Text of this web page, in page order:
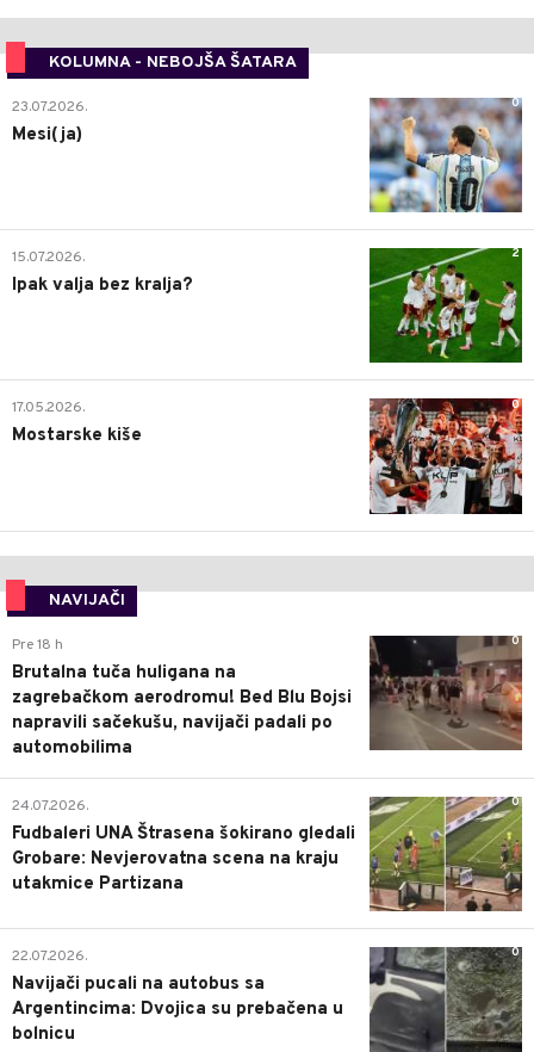
KOLUMNA - NEBOJŠA ŠATARA
0
23.07.2026.
Mesi(ja)
2
15.07.2026.
Ipak valja bez kralja?
0
17.05.2026.
Mostarske kiše
NAVIJAČI
0
Pre 18 h
Brutalna tuča huligana na
zagrebačkom aerodromu! Bed Blu Bojsi
napravili sačekušu, navijači padali po
automobilima
0
24.07.2026.
Fudbaleri UNA Štrasena šokirano gledali
Grobare: Nevjerovatna scena na kraju
utakmice Partizana
0
22.07.2026.
Navijači pucali na autobus sa
Argentincima: Dvojica su prebačena u
bolnicu